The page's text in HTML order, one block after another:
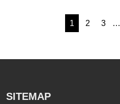
Beitragsnavigation
1 2 3 …
SITEMAP